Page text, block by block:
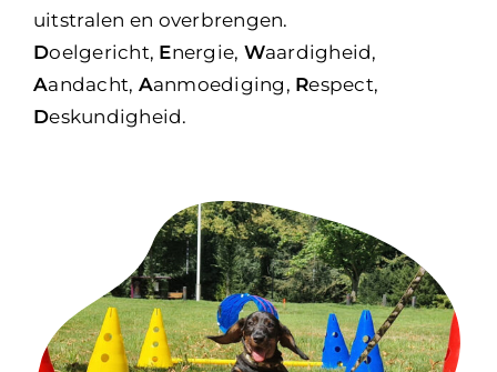
uitstralen en overbrengen.
Doelgericht, Energie, Waardigheid,
Aandacht, Aanmoediging, Respect,
Deskundigheid.